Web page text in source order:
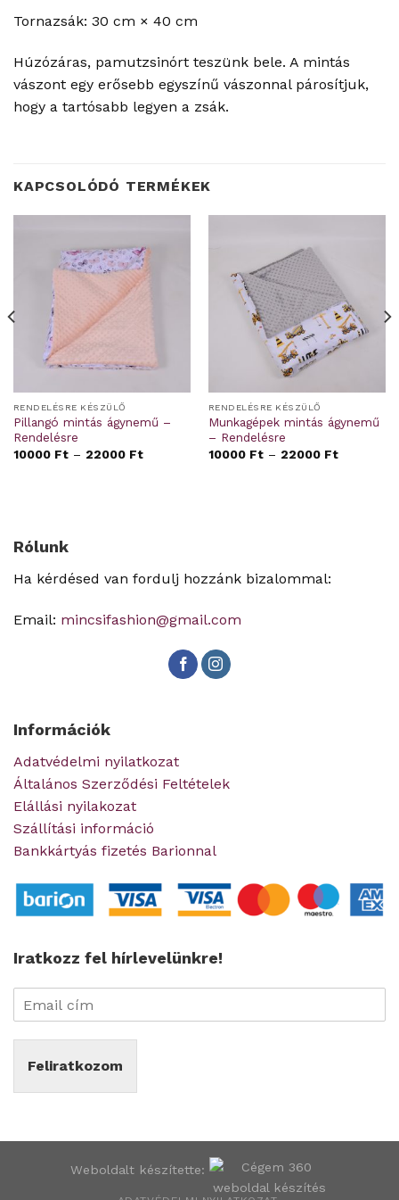
Tornazsák: 30 cm × 40 cm
Húzózáras, pamutzsinórt teszünk bele. A mintás
vászont egy erősebb egyszínű vászonnal párosítjuk,
hogy a tartósabb legyen a zsák.
KAPCSOLÓDÓ TERMÉKEK
RENDELÉSRE KÉSZÜLŐ
Pillangó mintás ágynemű –
Rendelésre
10000 Ft– 22000 Ft
RENDELÉSRE KÉSZÜLŐ
Munkagépek mintás ágynemű
– Rendelésre
10000 Ft– 22000 Ft
Rólunk
Ha kérdésed van fordulj hozzánk bizalommal:
Email: mincsifashion@gmail.com
Információk
Adatvédelmi nyilatkozat
Általános Szerződési Feltételek
Elállási nyilakozat
Szállítási információ
Bankkártyás fizetés Barionnal
Iratkozz fel hírlevelünkre!
Feliratkozom
Weboldalt készítette: